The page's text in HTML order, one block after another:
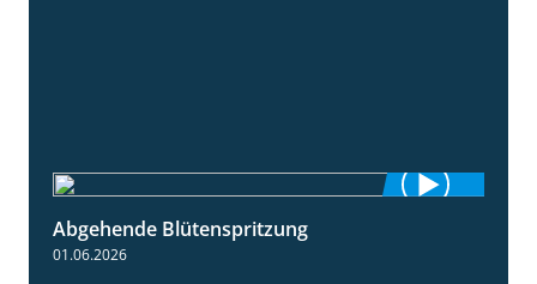
Abgehende Blütenspritzung
01.06.2026